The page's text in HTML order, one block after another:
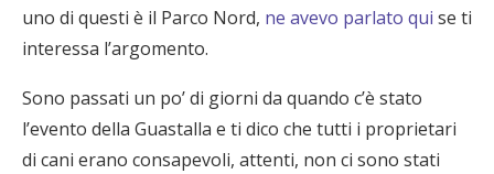
uno di questi è il Parco Nord, ne avevo parlato qui se ti
interessa l’argomento.
Sono passati un po’ di giorni da quando c’è stato
l’evento della Guastalla e ti dico che tutti i proprietari
di cani erano consapevoli, attenti, non ci sono stati